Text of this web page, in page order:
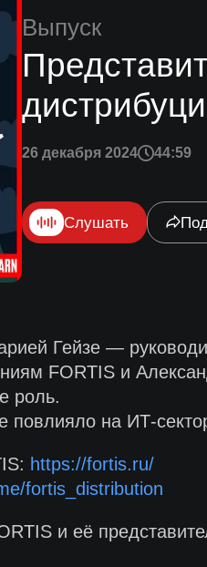
Выпуск
26 декабря 2024 44:59
Слушать
Гейзе —
FORTIS и
роль.
на ИТ-
https://fortis.ru/
fortis_distribution
и её